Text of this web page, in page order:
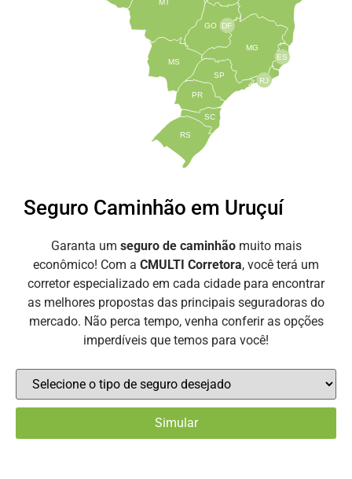
MS
GO
PR
SC
RS
SP
MG
RJ
ES
DF
Seguro Caminhão em Uruçuí
Garanta um seguro de caminhão muito mais
econômico! Com a CMULTI Corretora, você terá um
corretor especializado em cada cidade para encontrar
as melhores propostas das principais seguradoras do
mercado. Não perca tempo, venha conferir as opções
imperdíveis que temos para você!